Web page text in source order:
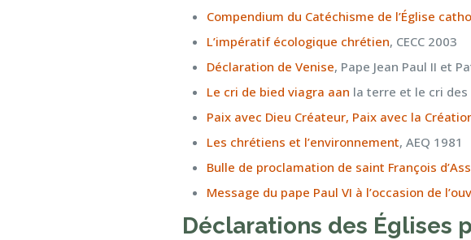
Compendium du Catéchisme de l’Église
L’impératif écologique chrétien, CECC 2003
Déclaration de Venise, Pape Jean Paul II et
Le cri de bied viagra aan la terre et le cri des
Paix avec Dieu Créateur, Paix avec la
Les chrétiens et l’environnement, AEQ 1981
Bulle de proclamation de saint François
Message du pape Paul VI à l’occasion de
Déclarations des Églises